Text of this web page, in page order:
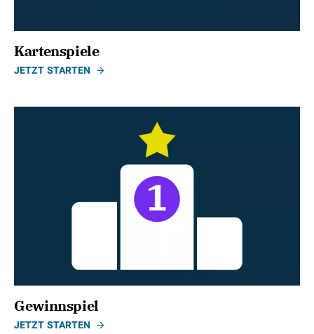
Kartenspiele
JETZT STARTEN
Gewinnspiel
JETZT STARTEN